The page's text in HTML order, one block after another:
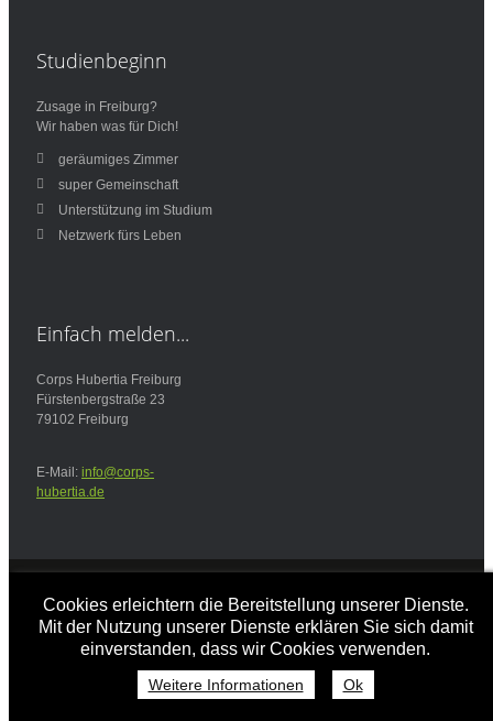
Studienbeginn
Zusage in Freiburg?
Wir haben was für Dich!
geräumiges Zimmer
super Gemeinschaft
Unterstützung im Studium
Netzwerk fürs Leben
Einfach melden...
Corps Hubertia Freiburg
Fürstenbergstraße 23
79102 Freiburg
E-Mail: info@corps-
hubertia.de
Design und Implementierung -www.bald-im-netz.de
© Copyright 2013 Martin Richter
Cookies erleichtern die Bereitstellung unserer Dienste.
Mit der Nutzung unserer Dienste erklären Sie sich damit
einverstanden, dass wir Cookies verwenden.
Weitere Informationen Ok